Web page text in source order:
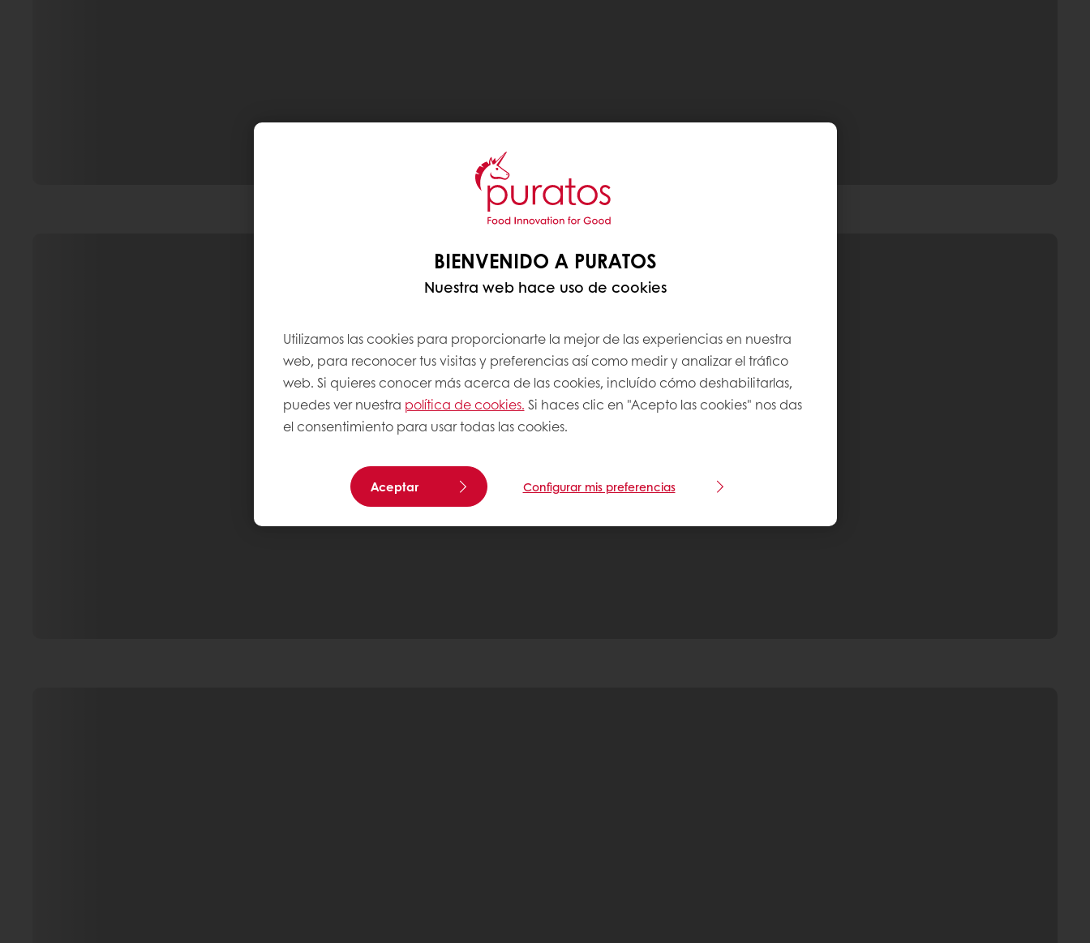
BIENVENIDO A PURATOS
Nuestra web hace uso de cookies
Utilizamos las cookies para proporcionarte la mejor de las experiencias en nuestra
web, para reconocer tus visitas y preferencias así como medir y analizar el tráfico
web. Si quieres conocer más acerca de las cookies, incluído cómo deshabilitarlas,
puedes ver nuestra política de cookies. Si haces clic en "Acepto las cookies" nos das
el consentimiento para usar todas las cookies.
Aceptar Configurar mis preferencias